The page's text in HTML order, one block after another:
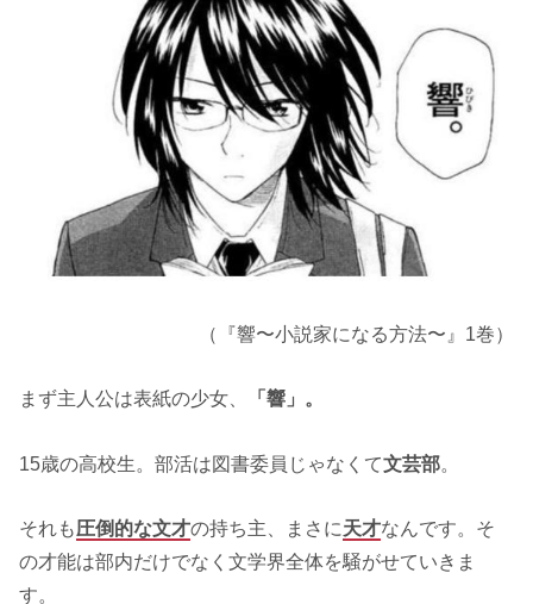
（『響〜小説家になる方法〜』1巻）
まず主人公は表紙の少女、 「響」。
15歳の高校生。部活は図書委員じゃなくて文芸部。
それも圧倒的な文才の持ち主、まさに天才なんです。そ
の才能は部内だけでなく文学界全体を騒がせていきま
す。